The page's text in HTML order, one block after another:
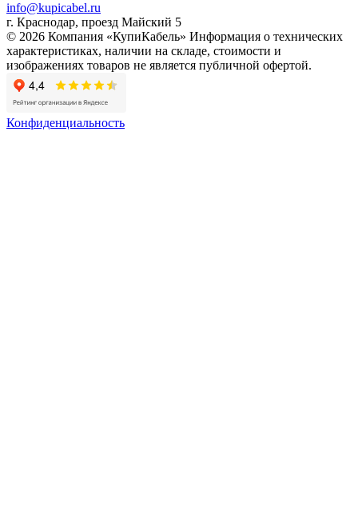
info@kupicabel.ru
г. Краснодар, проезд Майский 5
© 2026 Компания «КупиКабель» Информация о технических
характеристиках, наличии на складе, стоимости и
изображениях товаров не является публичной офертой.
Конфиденциальность